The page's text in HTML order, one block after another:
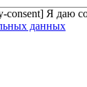
consent] Я даю
данных